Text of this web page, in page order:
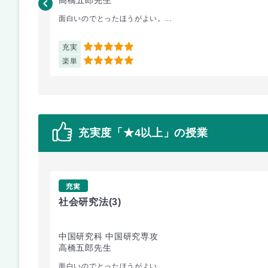
面白いのでとったほうがよい。...
充実 5
楽単 5
充実度「★4以上」の授業
充実
社会研究法(3)
中国研究科 中国研究専攻
高橋五郎先生
面白いのでとったほうがよい。...